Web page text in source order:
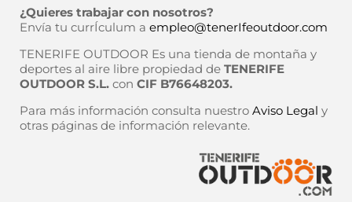
Política de devoluciones
Aviso Legal
Política de Privacidad
¿Quieres trabajar con nosotros?
Envía tu currÍculum a empleo@tenerIfeoutdoor.com
TENERIFE OUTDOOR Es una tienda de montaña y
deportes al aire libre propiedad de TENERIFE
OUTDOOR S.L. con CIF B76648203.
Para más información consulta nuestro Aviso Legal y
otras páginas de información relevante.